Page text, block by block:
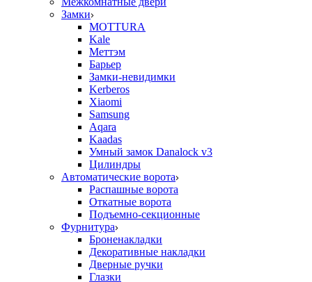
Замки
MOTTURA
Kale
Меттэм
Барьер
Замки-невидимки
Kerberos
Xiaomi
Samsung
Aqara
Kaadas
Умный замок Danalock v3
Цилиндры
Автоматические ворота
Распашные ворота
Откатные ворота
Подъемно-секционные
Фурнитура
Броненакладки
Декоративные накладки
Дверные ручки
Глазки